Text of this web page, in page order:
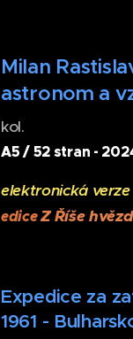
Milan
astronom a
kol.
A5 / 52 stran -
elektronická verze
ediceZ Říše hvězd
Expedice za
1961 -